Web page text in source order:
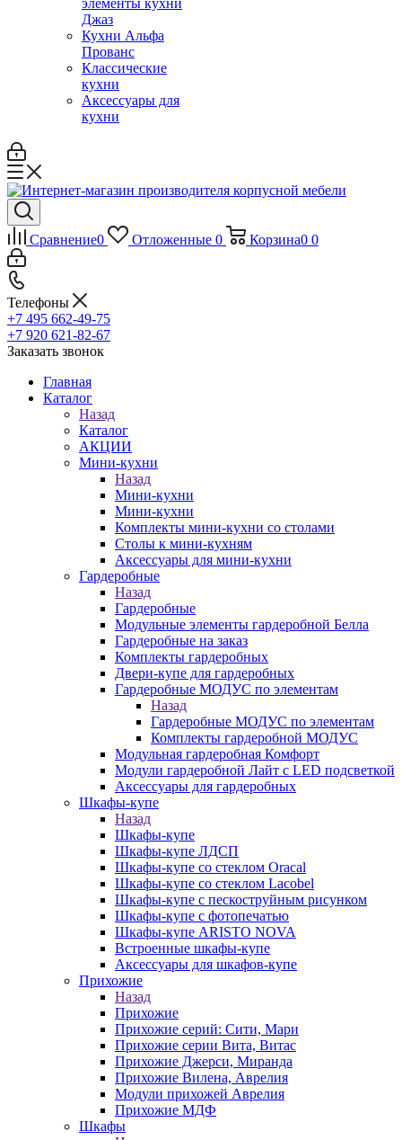
элементы кухни
Джаз
Кухни Альфа
Прованс
Классические
кухни
Аксессуары для
кухни
Сравнение0 Отложенные 0 Корзина0 0
Телефоны
+7 495 662-49-75
+7 920 621-82-67
Заказать звонок
Главная
Каталог
Назад
Каталог
АКЦИИ
Мини-кухни
Назад
Мини-кухни
Мини-кухни
Комплекты мини-кухни со столами
Столы к мини-кухням
Аксессуары для мини-кухни
Гардеробные
Назад
Гардеробные
Модульные элементы гардеробной Белла
Гардеробные на заказ
Комплекты гардеробных
Двери-купе для гардеробных
Гардеробные МОДУС по элементам
Назад
Гардеробные МОДУС по элементам
Комплекты гардеробной МОДУС
Модульная гардеробная Комфорт
Модули гардеробной Лайт с LED подсветкой
Аксессуары для гардеробных
Шкафы-купе
Назад
Шкафы-купе
Шкафы-купе ЛДСП
Шкафы-купе со стеклом Oracal
Шкафы-купе со стеклом Lacobel
Шкафы-купе с пескоструйным рисунком
Шкафы-купе с фотопечатью
Шкафы-купе ARISTO NOVA
Встроенные шкафы-купе
Аксессуары для шкафов-купе
Прихожие
Назад
Прихожие
Прихожие серий: Сити, Мари
Прихожие серии Вита, Витас
Прихожие Джерси, Миранда
Прихожие Вилена, Аврелия
Модули прихожей Аврелия
Прихожие МДФ
Шкафы